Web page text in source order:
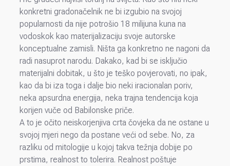
konkretni gradonačelnik ne bi izgubio na svojoj
popularnosti da nije potrošio 18 milijuna kuna na
vodoskok kao materijalizaciju svoje autorske
konceptualne zamisli. Ništa ga konkretno ne nagoni da
radi nasuprot narodu. Dakako, kad bi se isključio
materijalni dobitak, u što je teško povjerovati, no ipak,
kao da bi iza toga i dalje bio neki iracionalan poriv,
neka apsurdna energija, neka trajna tendencija koja
korijen vuče od Babilonske priče.
A to je očito neiskorjenjiva crta čovjeka da ne ostane u
svojoj mjeri nego da postane veći od sebe. No, za
razliku od mitologije u kojoj takva težnja dobije po
prstima, realnost to tolerira. Realnost poštuje